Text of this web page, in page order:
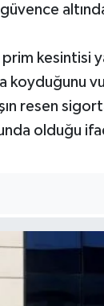
güvence
kesintisi
koyduğunu
resen sigorta
olduğu